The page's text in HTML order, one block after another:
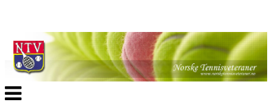
Veksle
navigasjon